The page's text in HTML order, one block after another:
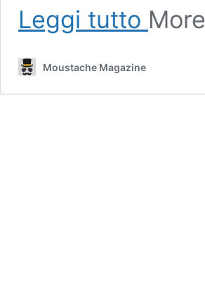
Leggi tutto
Semplificare
informatica
More
Moustache Magazine